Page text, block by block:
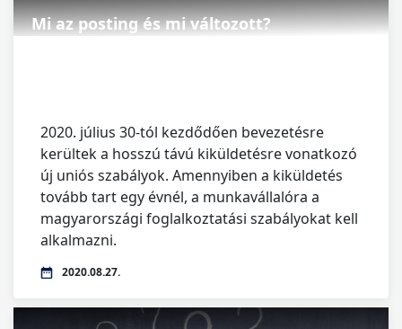
Mi az posting és mi változott?
2020. július 30-tól kezdődően bevezetésre
kerültek a hosszú távú kiküldetésre vonatkozó
új uniós szabályok. Amennyiben a kiküldetés
tovább tart egy évnél, a munkavállalóra a
magyarországi foglalkoztatási szabályokat kell
alkalmazni.
2020.08.27.